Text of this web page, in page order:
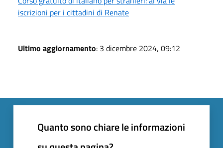
iscrizioni per i cittadini di Renate
Ultimo aggiornamento: 3 dicembre 2024, 09:12
Quanto sono chiare le informazioni